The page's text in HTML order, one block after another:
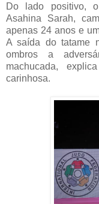
Do lado positivo,
Asahina Sarah,
apenas 24 anos e
A saída do tatame
ombros a
machucada,
carinhosa.